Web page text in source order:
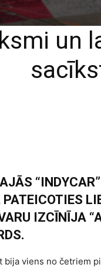
un
IZCĪNĪJA
bija viens no četriem